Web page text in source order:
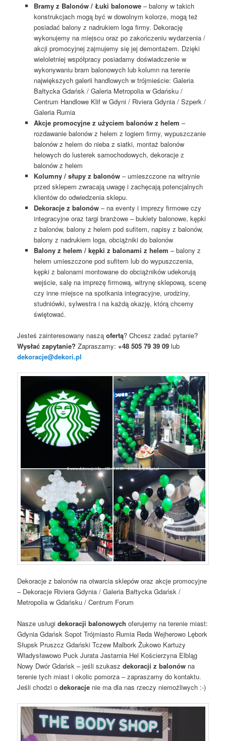
Bramy z Balonów / Łuki balonowe– balony w takich
konstrukcjach mogą być w dowolnym kolorze, mogą też
posiadać balony z nadrukiem loga firmy. Dekorację
wykonujemy na miejscu oraz po zakończeniu wydarzenia /
akcji promocyjnej zajmujemy się jej demontażem. Dzięki
wieloletniej współpracy posiadamy doświadczenie w
wykonywaniu bram balonowych lub kolumn na terenie
największych galerii handlowych w trójmieście: Galeria
Bałtycka Gdańsk / Galeria Metropolia w Gdańsku /
Centrum Handlowe Klif w Gdyni / Riviera Gdynia / Szperk /
Galeria Rumia
Akcje promocyjne z użyciem balonów z helem –
rozdawanie balonów z helem z logiem firmy, wypuszczanie
balonów z helem do nieba z siatki, montaż balonów
helowych do lusterek samochodowych, dekoracje z
balonów z helem
Kolumny / słupy z balonów– umieszczone na witrynie
przed sklepem zwracają uwagę i zachęcają potencjalnych
klientów do odwiedzenia sklepu.
Dekoracje z balonów– na eventy i imprezy firmowe czy
integracyjne oraz targi branżowe – bukiety balonowe, kępki
z balonów, balony z helem pod sufitem, napisy z balonów,
balony z nadrukiem loga, obciążniki do balonów
Balony z helem / kępki z balonami z helem – balony z
helem umieszczone pod sufitem lub do wypuszczenia,
kępki z balonami montowane do obciążników udekorują
wejście, salę na imprezę firmową, witrynę sklepową, scenę
czy inne miejsce na spotkania integracyjne, urodziny,
studniówki, sylwestra i na każdą okazję, którą chcemy
świętować.
Jesteś zainteresowany nasząofertą? Chcesz zadać pytanie?
Wysłać zapytanie? Zapraszamy:+48 505 79 39 09 lub
dekoracje@dekori.pl
Dekoracje z balonów na otwarcia sklepów oraz akcje promocyjne
– Dekoracje Riviera Gdynia / Galeria Bałtycka Gdańsk /
Metropolia w Gdańsku / Centrum Forum
Nasze usługidekoracji balonowych oferujemy na terenie miast:
Gdynia Gdańsk Sopot Trójmiasto Rumia Reda Wejherowo Lębork
Słupsk Pruszcz Gdański Tczew Malbork Żukowo Kartuzy
Władysławowo Puck Jurata Jastarnia Hel Kościerzyna Elbląg
Nowy Dwór Gdańsk – jeśli szukaszdekoracji z balonów na
terenie tych miast i okolic pomorza – zapraszamy do kontaktu.
Jeśli chodzi odekoracje nie ma dla nas rzeczy niemożliwych :-)